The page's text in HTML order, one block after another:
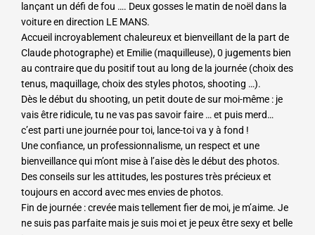
lançant un défi de fou …. Deux gosses le matin de noël dans la
voiture en direction LE MANS.
Accueil incroyablement chaleureux et bienveillant de la part de
Claude photographe) et Emilie (maquilleuse), 0 jugements bien
au contraire que du positif tout au long de la journée (choix des
tenus, maquillage, choix des styles photos, shooting …).
Dès le début du shooting, un petit doute de sur moi-même : je
vais être ridicule, tu ne vas pas savoir faire … et puis merd…
c’est parti une journée pour toi, lance-toi va y à fond !
Une confiance, un professionnalisme, un respect et une
bienveillance qui m’ont mise à l’aise dès le début des photos.
Des conseils sur les attitudes, les postures très précieux et
toujours en accord avec mes envies de photos.
Fin de journée : crevée mais tellement fier de moi, je m’aime. Je
ne suis pas parfaite mais je suis moi et je peux être sexy et belle